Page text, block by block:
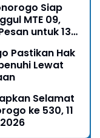
Siap
MTE 09,
untuk 13
Pastikan Hak
Lewat
Selamat
ke 530, 11